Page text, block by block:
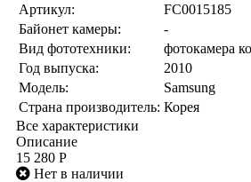
Артикул:
FC0015185
Байонет камеры:
-
Вид фототехники:
фотокамера
Год выпуска:
2010
Модель:
Samsung
Страна производитель: Корея
Все характеристики
Описание
15 280 Р
Нет в наличии